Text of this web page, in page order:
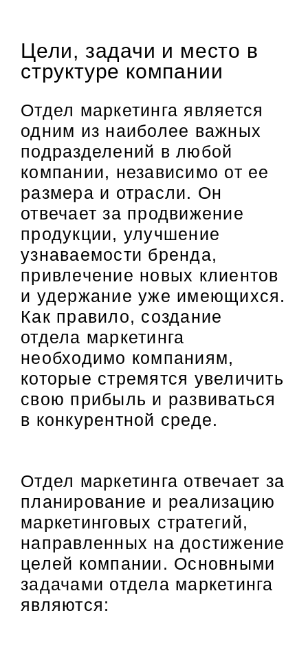
Цели, задачи и место в
структуре компании
Отдел маркетинга является
одним из наиболее важных
подразделений в любой
компании, независимо от ее
размера и отрасли. Он
отвечает за продвижение
продукции, улучшение
узнаваемости бренда,
привлечение новых клиентов
и удержание уже имеющихся.
Как правило, создание
отдела маркетинга
необходимо компаниям,
которые стремятся увеличить
свою прибыль и развиваться
в конкурентной среде.
Отдел маркетинга отвечает за
планирование и реализацию
маркетинговых стратегий,
направленных на достижение
целей компании. Основными
задачами отдела маркетинга
являются: